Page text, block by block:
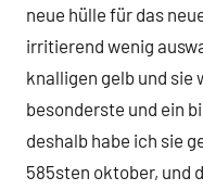
neue hülle für das
irritierend wenig
knalligen gelb und sie
besonderste und ein
deshalb habe ich sie
585sten oktober, und